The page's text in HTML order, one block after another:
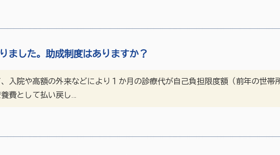
ました。助成制度はありますか？
入院や高額の外来などにより１か月の診療代が自己負担限度額（前年の世帯
費として払い戻し…